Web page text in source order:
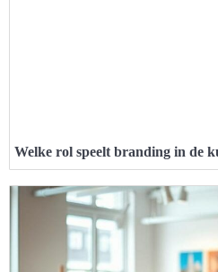
Welke rol speelt branding in de